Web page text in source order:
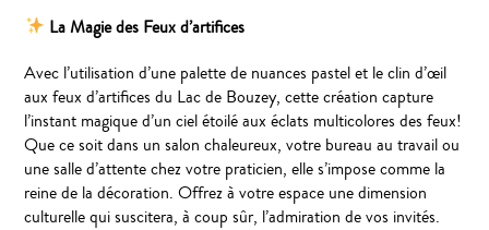
La Magie des Feux d’artifices
Avec l’utilisation d’une palette de nuances pastel et le clin d’œil
aux feux d’artifices du Lac de Bouzey, cette création capture
l’instant magique d’un ciel étoilé aux éclats multicolores des feux!
Que ce soit dans un salon chaleureux, votre bureau au travail ou
une salle d’attente chez votre praticien, elle s’impose comme la
reine de la décoration. Offrez à votre espace une dimension
culturelle qui suscitera, à coup sûr, l’admiration de vos invités.